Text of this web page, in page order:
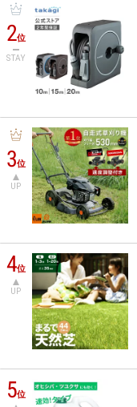
2位
STAY
3位
UP
4位
UP
5位